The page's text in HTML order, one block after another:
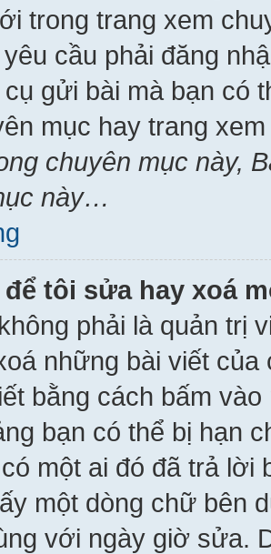
trong trang xem
cầu phải đăng
gửi bài mà bạn có
mục hay trang
chuyên mục này,
này…
để tôi sửa hay xoá
phải là quản trị
những bài viết
bằng cách bấm
bạn có thể bị hạn
một ai đó đã trả lời
một dòng chữ bên
với ngày giờ sửa.